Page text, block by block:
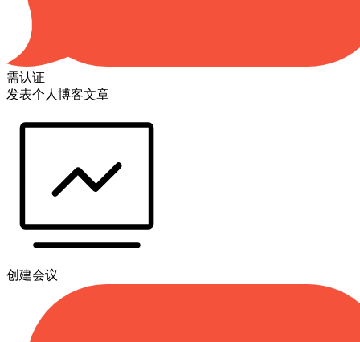
需认证
发表个人博客文章
创建会议